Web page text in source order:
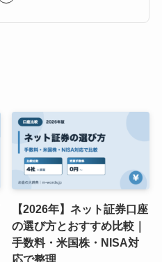
【2026年】ネット証券口座
の選び方とおすすめ比較｜
手数料・米国株・NISA対
応で整理